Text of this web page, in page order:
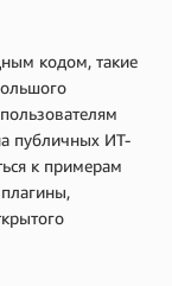
кодом, такие
публичных ИТ-
к примерам